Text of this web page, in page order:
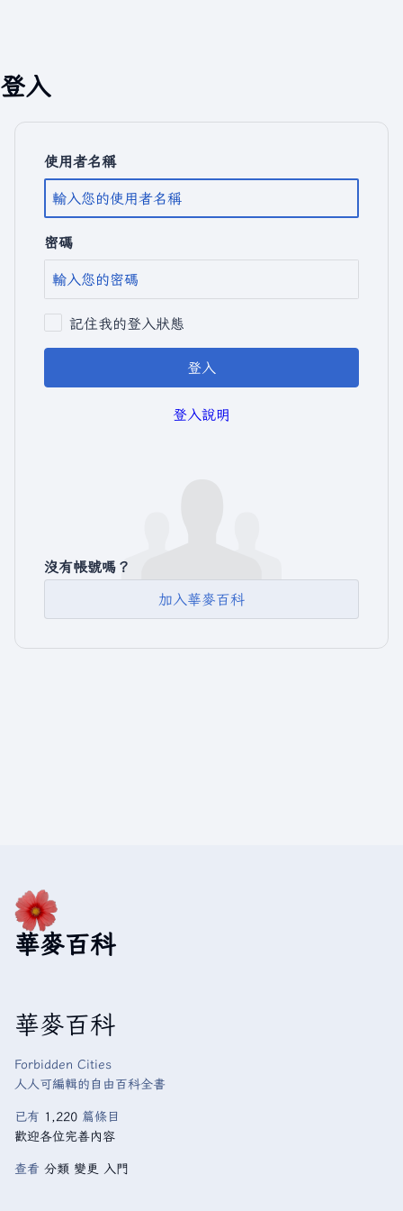
登入
使用者名稱
密碼
記住我的登入狀態
登入
登入說明
沒有帳號嗎？
加入華麥百科
華麥百科
華麥百科
Forbidden Cities
人人可編輯的自由百科全書
已有 1,220 篇條目
歡迎各位完善內容
查看 分類 變更 入門